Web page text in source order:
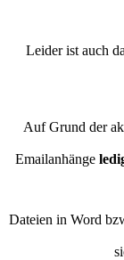
Leider ist auch
Auf Grund der
Emailanhänge
Dateien in Word